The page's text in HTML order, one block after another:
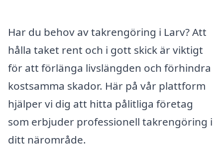
Har du behov av takrengöring i Larv? Att
hålla taket rent och i gott skick är viktigt
för att förlänga livslängden och förhindra
kostsamma skador. Här på vår plattform
hjälper vi dig att hitta pålitliga företag
som erbjuder professionell takrengöring i
ditt närområde.